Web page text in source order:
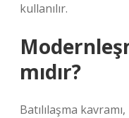
kullanılır.
mıdır?
Batılılaşma